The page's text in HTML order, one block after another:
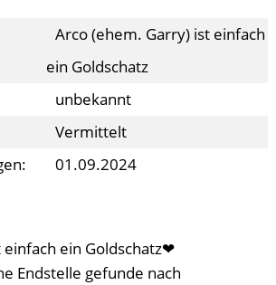
Arco (ehem. Garry) ist einfach
ein Goldschatz
unbekannt
Vermittelt
01.09.2024
ein Goldschatz❤
Endstelle gefunde nach